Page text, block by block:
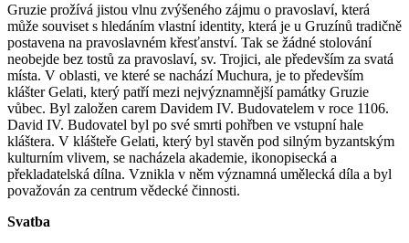
Gruzie prožívá jistou vlnu zvýšeného zájmu o pravoslaví, která
může souviset s hledáním vlastní identity, která je u Gruzínů tradičně
postavena na pravoslavném křesťan­ství. Tak se žádné stolování
neobejde bez tostů za pra­voslaví, sv. Trojici, ale především za svatá
místa. V oblasti, ve které se nachází Muchura, je to především
klášter Gelati, který patří mezi nejvýznamnější památky Gruzie
vůbec. Byl založen carem Davidem IV. Budovatelem v roce 1106.
David IV. Budovatel byl po své smrti pohřben ve vstupní hale
kláštera. V klášteře Gelati, který byl stavěn pod silným byzantským
kulturním vlivem, se nacházela aka­demie, ikonopisecká a
překladatelská dílna. Vznikla v něm významná umělecká díla a byl
považován za centrum vědecké činnosti.
Svatba